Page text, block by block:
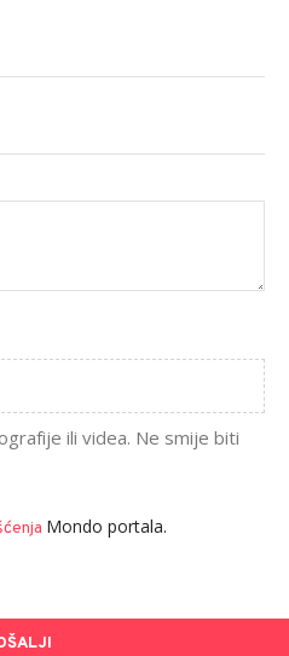
ili videa. Ne smije biti
Mondo portala.